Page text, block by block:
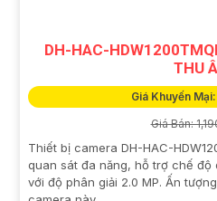
DH-HAC-
THU
Giá Khuyến
Giá Bán:
Thiết bị camera DH-HAC-
quan sát đa năng, hỗ trợ chế độ
với độ phân giải 2.0 MP. Ấn